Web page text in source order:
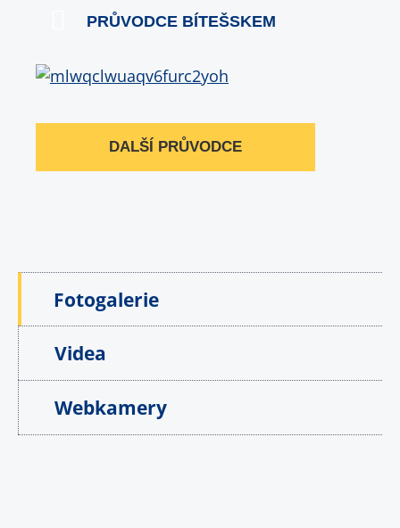
PRŮVODCE BÍTEŠSKEM
DALŠÍ PRŮVODCE
Fotogalerie
Videa
Webkamery